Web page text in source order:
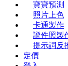
寶寶預測
照片上色
卡通製作
證件照製
提示詞反
定價